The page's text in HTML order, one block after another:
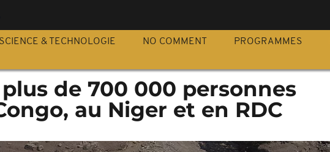
SCIENCE & TECHNOLOGIE NO COMMENT PROGRAMMES
de 700 000 personnes
au Niger et en RDC